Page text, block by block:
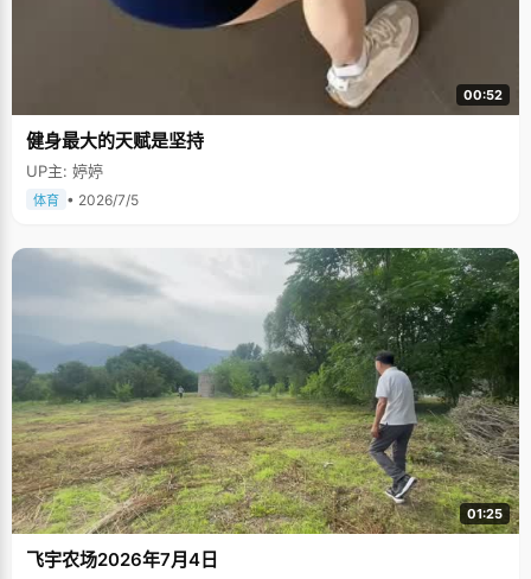
00:52
健身最大的天赋是坚持
UP主: 婷婷
体育 • 2026/7/5
01:25
飞宇农场2026年7月4日